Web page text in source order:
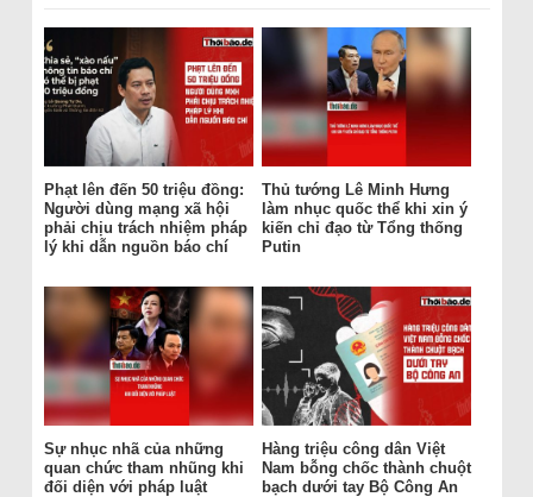
Phạt lên đến 50 triệu đồng:
Người dùng mạng xã hội
phải chịu trách nhiệm pháp
lý khi dẫn nguồn báo chí
Thủ tướng Lê Minh Hưng
làm nhục quốc thể khi xin ý
kiến chỉ đạo từ Tổng thống
Putin
Sự nhục nhã của những
quan chức tham nhũng khi
đối diện với pháp luật
Hàng triệu công dân Việt
Nam bỗng chốc thành chuột
bạch dưới tay Bộ Công An